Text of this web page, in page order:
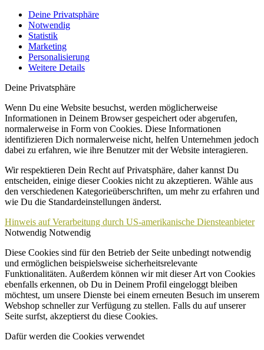
Deine Privatsphäre
Notwendig
Statistik
Marketing
Personalisierung
Weitere Details
Deine Privatsphäre
Wenn Du eine Website besuchst, werden möglicherweise
Informationen in Deinem Browser gespeichert oder abgerufen,
normalerweise in Form von Cookies. Diese Informationen
identifizieren Dich normalerweise nicht, helfen Unternehmen jedoch
dabei zu erfahren, wie ihre Benutzer mit der Website interagieren.
Wir respektieren Dein Recht auf Privatsphäre, daher kannst Du
entscheiden, einige dieser Cookies nicht zu akzeptieren. Wähle aus
den verschiedenen Kategorieüberschriften, um mehr zu erfahren und
wie Du die Standardeinstellungen änderst.
Hinweis auf Verarbeitung durch US-amerikanische Diensteanbieter
Notwendig Notwendig
Diese Cookies sind für den Betrieb der Seite unbedingt notwendig
und ermöglichen beispielsweise sicherheitsrelevante
Funktionalitäten. Außerdem können wir mit dieser Art von Cookies
ebenfalls erkennen, ob Du in Deinem Profil eingeloggt bleiben
möchtest, um unsere Dienste bei einem erneuten Besuch im unserem
Webshop schneller zur Verfügung zu stellen. Falls du auf unserer
Seite surfst, akzeptierst du diese Cookies.
Dafür werden die Cookies verwendet